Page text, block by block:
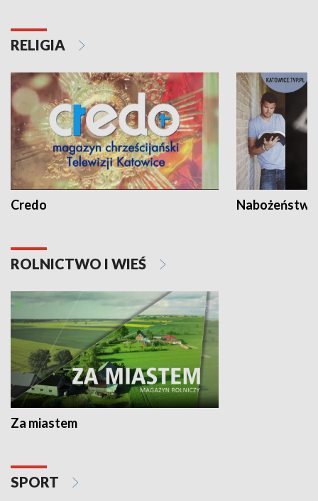
RELIGIA
Credo
ROLNICTWO I WIEŚ
Za miastem
SPORT